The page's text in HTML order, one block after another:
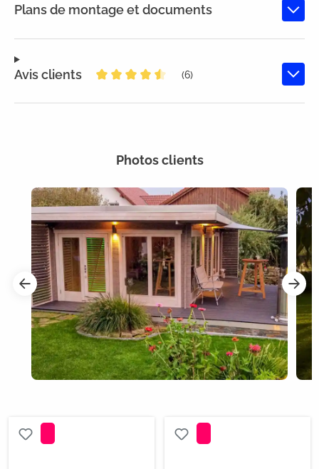
Plans de montage et documents
Avis clients
(6)
Photos clients